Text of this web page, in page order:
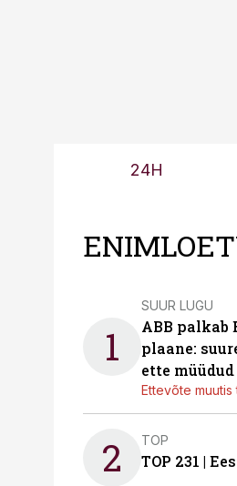
24H
1
SUUR LUGU
ABB palkab
plaane:
ette müüdud
Ettevõte
2 TOP
TOP 231 |